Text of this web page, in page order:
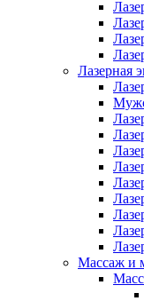
Лазерная
Массаж и